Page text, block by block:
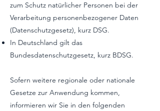
zum Schutz natürlicher Personen bei der
Verarbeitung personenbezogener Daten
(Datenschutzgesetz), kurz DSG.
In Deutschland gilt das
Bundesdatenschutzgesetz, kurz BDSG.
Sofern weitere regionale oder nationale
Gesetze zur Anwendung kommen,
informieren wir Sie in den folgenden